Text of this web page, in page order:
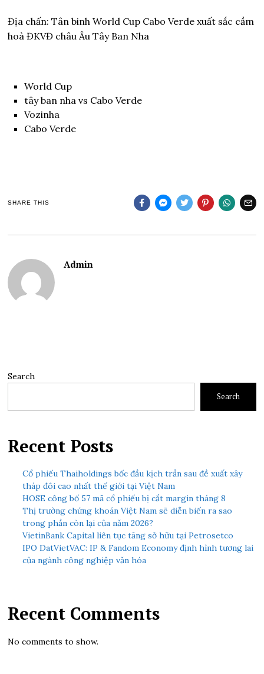
Địa chấn: Tân binh World Cup Cabo Verde xuất sắc cầm
hoà ĐKVĐ châu Âu Tây Ban Nha
World Cup
tây ban nha vs Cabo Verde
Vozinha
Cabo Verde
SHARE THIS
Admin
Search
Search
Recent Posts
Cổ phiếu Thaiholdings bốc đầu kịch trần sau đề xuất xây
tháp đôi cao nhất thế giới tại Việt Nam
HOSE công bố 57 mã cổ phiếu bị cắt margin tháng 8
Thị trường chứng khoán Việt Nam sẽ diễn biến ra sao
trong phần còn lại của năm 2026?
VietinBank Capital liên tục tăng sở hữu tại Petrosetco
IPO DatVietVAC: IP & Fandom Economy định hình tương lai
của ngành công nghiệp văn hóa
Recent Comments
No comments to show.